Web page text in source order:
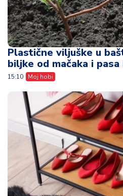
Plastične viljuške u
biljke od mačaka i
15:10 Moj hobi